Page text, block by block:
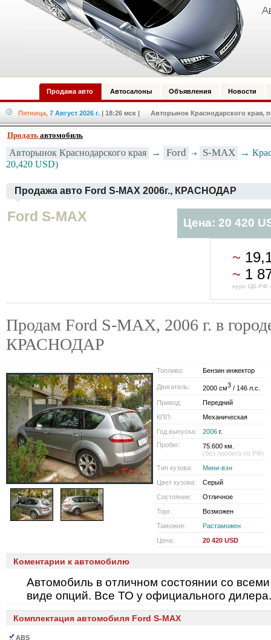
Продажа авто Автосалоны Объявления Новости
Пятница, 7 Август 2026 г. | 18:26 мск | Авторынок Краснодарского края,
Продать автомобиль
Авторынок Краснодарского края → Ford S-MAX
→
20,420 USD)
Продажа авто Ford S-MAX 2006г., КРАСНОДАР
Ford S-MAX Цена: 20 420
~
~ 1
курс ЦБ РФ
Продам Ford S-MAX, 2006 г. в
КРАСНОДАР
Топливо: Бензин инжектор
Двигатель: 2000 см3 / 146 л.с.
Привод:
Передний
КПП:
Механическая
Год выпуска:
2006 г.
Пробег:
75.600 км.
(без пробега по РФ)
Тип кузова:
Мини-вэн
Цвет кузова:
Серый
Состояние:
Отличное
Торг:
Возможен
Таможня:
Растаможен
Цена:
20 420 USD
Коментарии к автомобилю
Автомобиль в отличном состоянии со
виде опций. Все ТО у официального дилера.
Комплектация автомобиля Ford S-MAX
ABS